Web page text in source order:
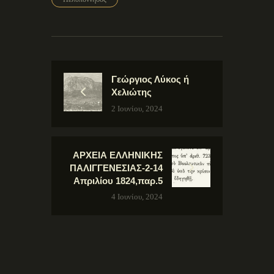
Γεώργιος Λύκος ή
Χελιώτης
2 Ιουνίου, 2024
ΑΡΧΕΙΑ ΕΛΛΗΝΙΚΗΣ
ΠΑΛΙΓΓΕΝΕΣΙΑΣ-2-14
Απριλίου 1824,παρ.5
4 Ιουνίου, 2024